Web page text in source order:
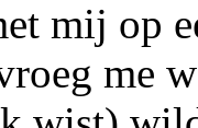
mij op
me